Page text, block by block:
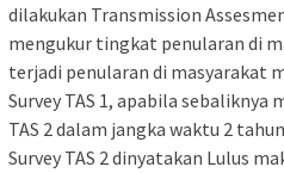
dilakukan Transmission
mengukur tingkat penularan di
terjadi penularan di masyarakat
Survey TAS 1, apabila sebaliknya
TAS 2 dalam jangka waktu 2
Survey TAS 2 dinyatakan Lulus